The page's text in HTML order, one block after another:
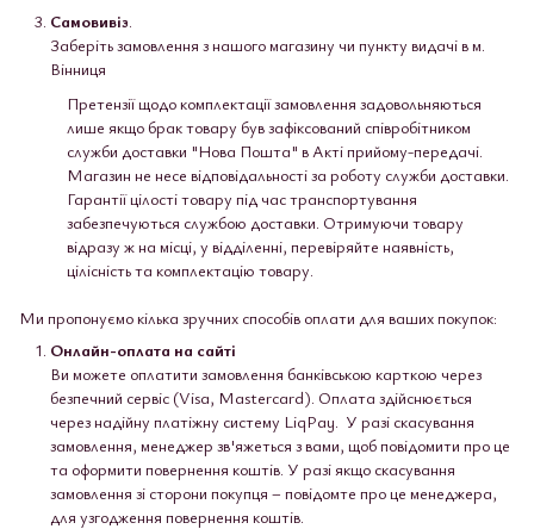
Самовивіз.
Заберіть замовлення з нашого магазину чи пункту видачі в м.
Вінниця
Претензії щодо комплектації замовлення задовольняються
лише якщо брак товару був зафіксований співробітником
служби доставки "Нова Пошта" в Акті прийому-передачі.
Магазин не несе відповідальності за роботу служби доставки.
Гарантії цілості товару під час транспортування
забезпечуються службою доставки. Отримуючи товару
відразу ж на місці, у відділенні, перевіряйте наявність,
цілісність та комплектацію товару.
Ми пропонуємо кілька зручних способів оплати для ваших покупок:
Онлайн-оплата на сайті
Ви можете оплатити замовлення банківською карткою через
безпечний сервіс (Visa, Mastercard). Оплата здійснюється
через надійну платіжну систему LiqPay. У разі скасування
замовлення, менеджер зв'яжеться з вами, щоб повідомити про це
та оформити повернення коштів. У разі якщо скасування
замовлення зі сторони покупця – повідомте про це менеджера,
для узгодження повернення коштів.